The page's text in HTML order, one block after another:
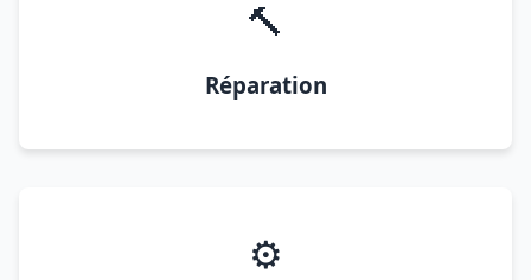
🔨
Réparation
⚙️